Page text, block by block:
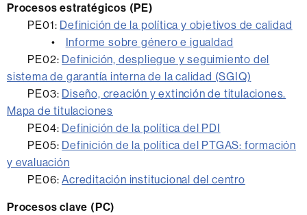
Procesos estratégicos (PE)
PE01: Definición de la política y objetivos de calidad
• Informe sobre género e igualdad
PE02: Definición, despliegue y seguimiento del
sistema de garantía interna de la calidad (SGIQ)
PE03: Diseño, creación y extinción de titulaciones.
Mapa de titulaciones
PE04: Definición de la política del PDI
PE05: Definición de la política del PTGAS: formación
y evaluación
PE06:Acreditación institucional del centro
Procesos clave (PC)